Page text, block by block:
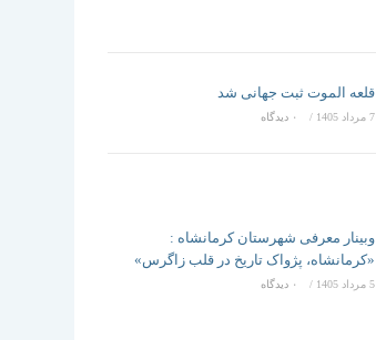
قلعه الموت ثبت جهانی شد
7 مرداد 1405 / ۰ دیدگاه
وبینار معرفی شهرستان کرمانشاه :
«کرمانشاه، پژواک تاریخ در قلب زاگرس»
5 مرداد 1405 / ۰ دیدگاه